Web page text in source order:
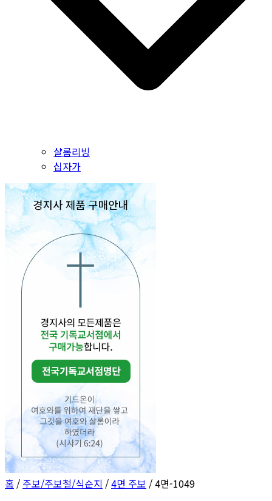
샬롬리빙
십자가
홈 / 주보/주보철/식순지 /4면 주보 / 4면-1049